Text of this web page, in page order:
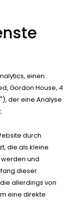
einen
Gordon House, 4
der eine Analyse
durch
die als kleine
und
dieser
allerdings von
eine direkte